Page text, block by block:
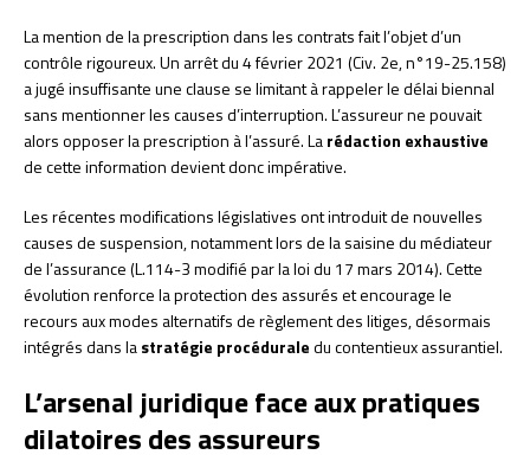
La mention de la prescription dans les contrats fait l’objet d’un
contrôle rigoureux. Un arrêt du 4 février 2021 (Civ. 2e, n°19-25.158)
a jugé insuffisante une clause se limitant à rappeler le délai biennal
sans mentionner les causes d’interruption. L’assureur ne pouvait
alors opposer la prescription à l’assuré. Larédaction exhaustive
de cette information devient donc impérative.
Les récentes modifications législatives ont introduit de nouvelles
causes de suspension, notamment lors de la saisine du médiateur
de l’assurance (L.114-3 modifié par la loi du 17 mars 2014). Cette
évolution renforce la protection des assurés et encourage le
recours aux modes alternatifs de règlement des litiges, désormais
intégrés dans lastratégie procéduraledu contentieux assurantiel.
L’arsenal juridique face aux pratiques
dilatoires des assureurs